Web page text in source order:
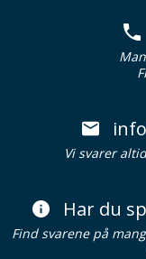
Vi svarer
Har du
Find svarene på